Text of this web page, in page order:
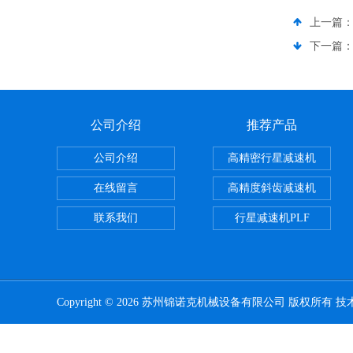
上一篇：
下一篇：
公司介绍
公司介绍
在线留言
联系我们
推荐产品
高精密行星减速机
高精度斜齿减速机
行星减速机PLF
Copyright © 2026 苏州锦诺克机械设备有限公司 版权所有 技